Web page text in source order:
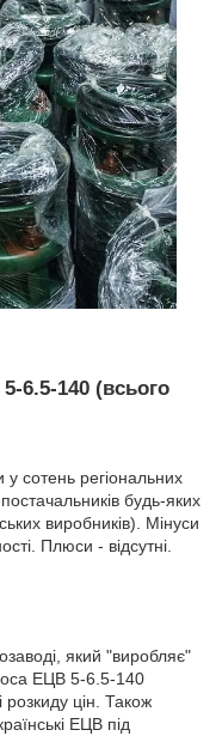
6.5-140 (всього
сотень регіональних
будь-яких
виробників). Мінуси
Плюси - відсутні.
який "виробляє"
ЕЦВ 5-6.5-140
розкиду цін. Також
ЕЦВ під